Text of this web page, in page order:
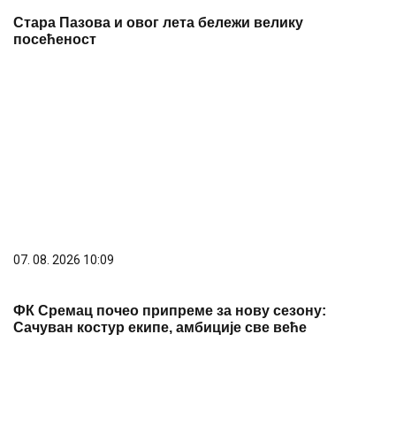
Стара Пазова и овог лета бележи велику
посећеност
07. 08. 2026 10:09
ФК Сремац почео припреме за нову сезону:
Сачуван костур екипе, амбиције све веће